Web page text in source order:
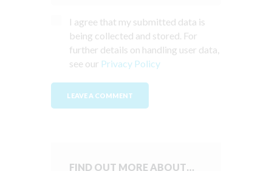
I agree that my submitted data is
being collected and stored. For
further details on handling user data,
see our Privacy Policy
FIND OUT MORE ABOUT…